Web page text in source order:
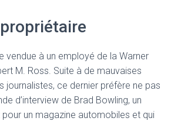
vendue à un employé de la Warner
M. Ross. Suite à de mauvaises
journalistes, ce dernier préfère ne pas
d’interview de Brad Bowling, un
un magazine automobiles et qui